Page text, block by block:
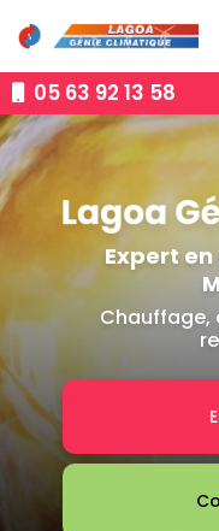
au
contenu
principal05 63 92 13 58
Expert
Chauffage,